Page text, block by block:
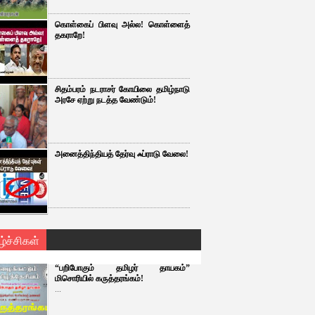
கொள்கைப் பிளவு அல்ல! கொள்ளைத்
தகராறே!
சிதம்பரம் நடராசர் கோயிலை தமிழ்நாடு
அரசே ஏற்று நடத்த வேண்டும்!
அனைத்திந்தியத் தேர்வு ஃப்ராடு வேலை!
“பறிபோகும் தமிழர் தாயகம்”
மிசொரியில் கருத்தரங்கம்!
...